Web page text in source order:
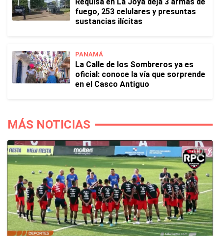
fuego, 253 celulares y presuntas
sustancias ilícitas
PANAMÁ
La Calle de los Sombreros ya es
oficial: conoce la vía que sorprende
en el Casco Antiguo
MÁS NOTICIAS